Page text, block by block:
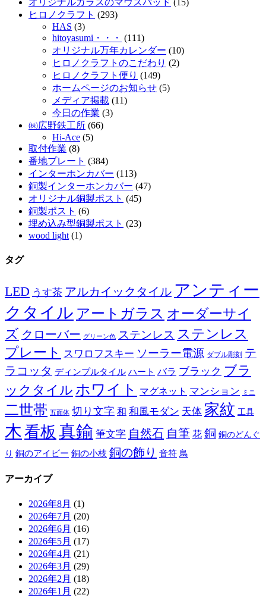
オリジナルガラスのマウスパッド (15)
ヒロノクラフト (293)
HAS (3)
hitoyasumi・・・ (111)
オリジナル万年カレンダー (10)
ヒロノクラフトのこだわり (2)
ヒロノクラフト便り (149)
ホームページのお知らせ (5)
メディア掲載 (11)
今日の作業 (3)
㈱広野鉄工所 (66)
Hi-Ace (5)
取付作業 (8)
番地プレート (384)
インターホンカバー (113)
銅製インターホンカバー (47)
オリジナル銅製ポスト (45)
銅製ポスト (6)
埋め込み型銅製ポスト (23)
wood light (1)
タグ
LED うす茶 アルカイックタイル アンティー
クタイル アートガラス オーダーサイ
ズ クローバー グリーン色 ステンレス ステンレス
プレート スワロフスキー ソーラー電源 ダブル彫刻 テ
ラコッタ ディンプルタイル ハート バラ ブラック ブラ
ックタイル ホワイト マグネット マンション ミニ
二世帯 五面体 切り文字 和 和風モダン 天体 家紋 工具
木看板 真鍮 筆文字 自然石 自筆 花 銅 銅のどんぐ
り 銅のアイビー 銅の小枝 銅の飾り 音符 鳥
アーカイブ
2026年8月 (1)
2026年7月 (20)
2026年6月 (16)
2026年5月 (17)
2026年4月 (21)
2026年3月 (29)
2026年2月 (18)
2026年1月 (22)